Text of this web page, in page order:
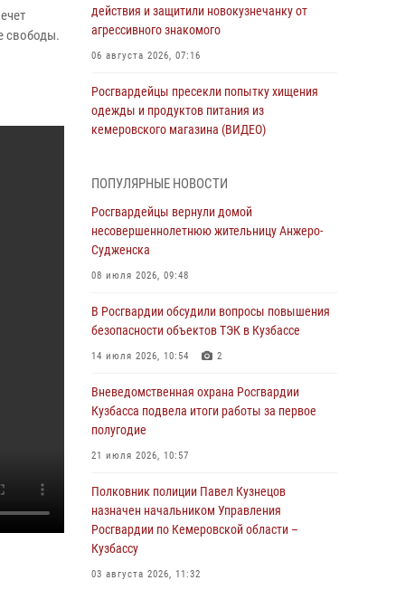
свободы.
действия и защитили новокузнечанку от
агрессивного знакомого
06 августа 2026, 07:16
Росгвардейцы пресекли попытку хищения
одежды и продуктов питания из
кемеровского магазина (ВИДЕО)
В Кузбассе стартовал чемпионат Сибирского
ордена Жукова округа Росгвардии по
служебно-боевой стрельбе
05 августа 2026, 10:53
дебошира, устроившего конфликт в
медицинском учреждении
05 августа 2026, 09:30
Росгвардейцы задержали участника драки,
причинившего побои оппоненту
05 августа 2026, 08:50
общественного порядка на городском пляже
05 августа 2026, 08:10
Росгвардейцы в Юрге пресекли попытку
проникновения на территорию частного
ПОПУЛЯРНЫЕ НОВОСТИ
Росгвардейцы вернули домой
несовершеннолетнюю жительницу Анжеро-
Судженска
08 июля 2026, 09:48
В Росгвардии обсудили вопросы повышения
безопасности объектов ТЭК в Кузбассе
14 июля 2026, 10:54 2
Вневедомственная охрана Росгвардии
Кузбасса подвела итоги работы за первое
полугодие
21 июля 2026, 10:57
Полковник полиции Павел Кузнецов
назначен начальником Управления
Росгвардии по Кемеровской области –
Кузбассу
03 августа 2026, 11:32